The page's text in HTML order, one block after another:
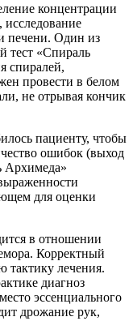
концентрации
исследование
печени. Один из
тест «Спираль
спиралей,
провести в белом
не отрывая кончик
пациенту, чтобы
ошибок (выход
Архимеда»
для оценки
в отношении
Корректный
тактику лечения.
диагноз
эссенциального
дрожание рук,